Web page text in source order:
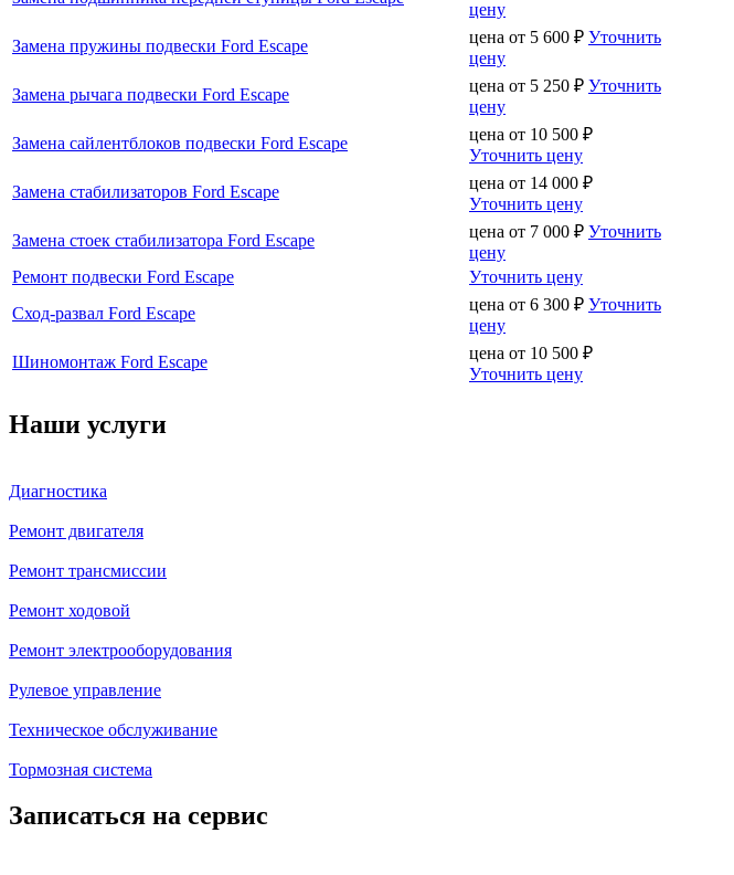
цену
Замена пружины подвески Ford Escape
цена от 5 600 ₽ Уточнить
цену
Замена рычага подвески Ford Escape
цена от 5 250 ₽ Уточнить
цену
Замена сайлентблоков подвески Ford Escape
цена от 10 500 ₽
Уточнить цену
Замена стабилизаторов Ford Escape
цена от 14 000 ₽
Уточнить цену
Замена стоек стабилизатора Ford Escape
цена от 7 000 ₽ Уточнить
цену
Ремонт подвески Ford Escape
Уточнить цену
Сход-развал Ford Escape
цена от 6 300 ₽ Уточнить
цену
Шиномонтаж Ford Escape
цена от 10 500 ₽
Уточнить цену
Наши услуги
Диагностика
Ремонт двигателя
Ремонт трансмиссии
Ремонт ходовой
Ремонт электрооборудования
Рулевое управление
Техническое обслуживание
Тормозная система
Записаться на сервис